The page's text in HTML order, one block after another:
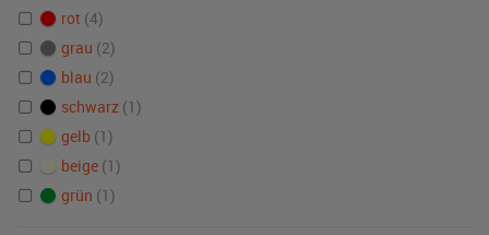
rot (4)
grau (2)
blau (2)
schwarz (1)
gelb (1)
beige (1)
grün (1)